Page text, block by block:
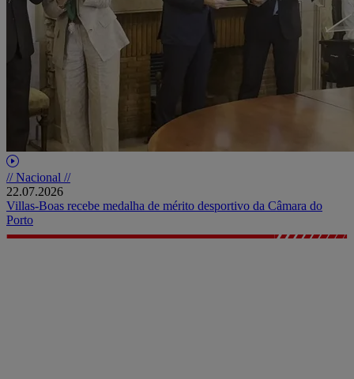
// Nacional //
22.07.2026
Villas-Boas recebe medalha de mérito desportivo da Câmara do
Porto